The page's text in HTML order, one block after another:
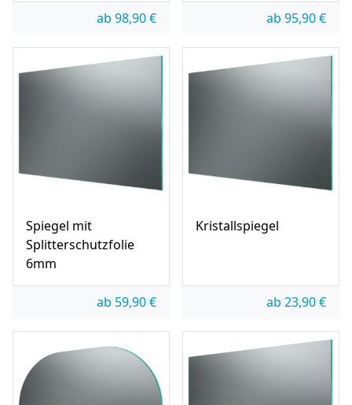
ab 98,90€ ab 95,90€
Spiegel mit
Splitterschutzfolie
6mm
ab 59,90€
Kristallspiegel
ab 23,90€